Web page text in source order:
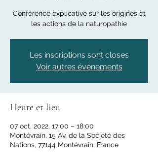
Conférence explicative sur les origines et
les actions de la naturopathie
Les inscriptions sont closes
Voir autres événements
Heure et lieu
07 oct. 2022, 17:00 – 18:00
Montévrain, 15 Av. de la Société des
Nations, 77144 Montévrain, France